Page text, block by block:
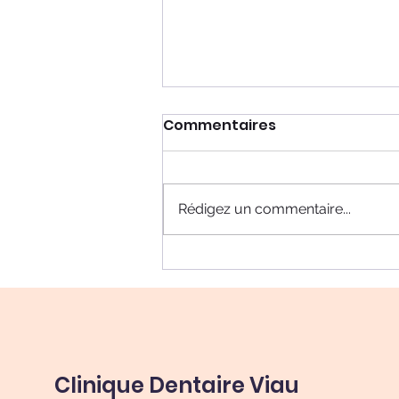
À Quel Âge Mon Enfant
Peut-il Utiliser un
Commentaires
Rédigez un commentaire...
Clinique Dentaire Viau